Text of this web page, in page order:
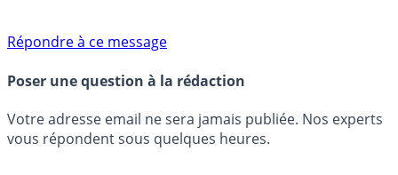
Répondre à ce message
Poser une question à la rédaction
Votre adresse email ne sera jamais publiée. Nos experts
vous répondent sous quelques heures.